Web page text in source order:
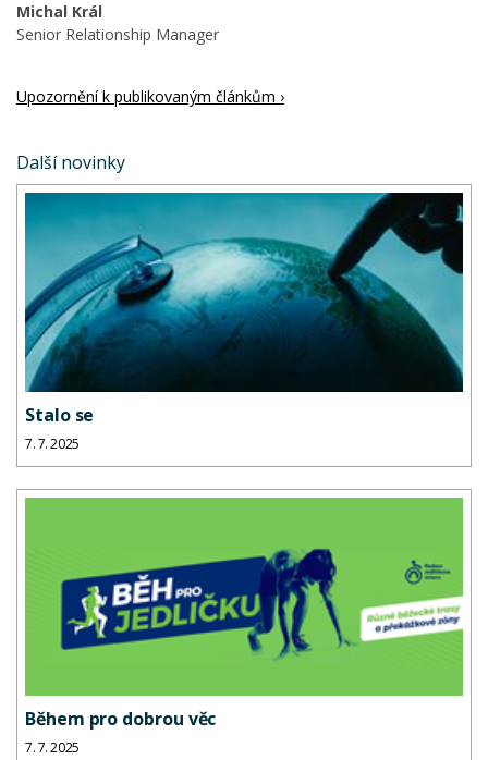
Michal Král
Senior Relationship Manager
Upozornění k publikovaným článkům ›
Další novinky
Stalo se
7. 7. 2025
Během pro dobrou věc
7. 7. 2025